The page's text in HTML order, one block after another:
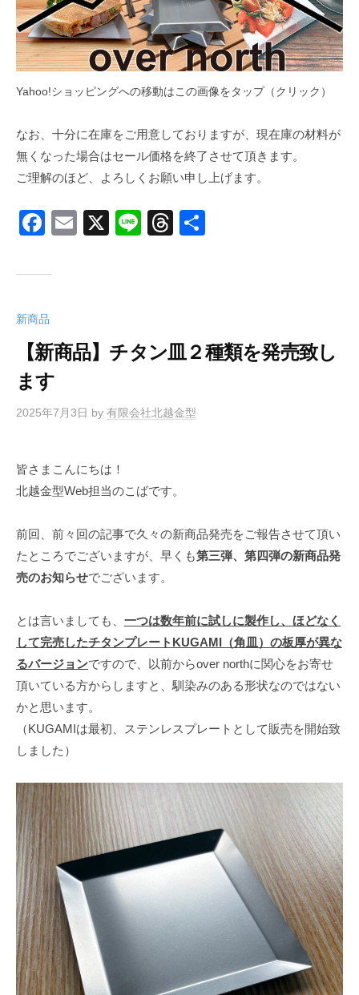
Yahoo!ショッピングへの移動はこの画像をタップ（クリック）
なお、十分に在庫をご用意しておりますが、現在庫の材料が
無くなった場合はセール価格を終了させて頂きます。
ご理解のほど、よろしくお願い申し上げます。
F
c
b
o
o
k
E
X
Li
T
s
新商品
【新商品】チタン皿２種類を発売致し
ます
2025年7月3日 by 有限会社北越金型
皆さまこんにちは！
北越金型Web担当のこばです。
前回、前々回の記事で久々の新商品発売をご報告させて頂い
たところでございますが、早くも第三弾、第四弾の新商品発
売のお知らせでございます。
とは言いましても、 一つは数年前に試しに製作し、ほどなく
して完売したチタンプレートKUGAMI（角皿）の板厚が異な
るバージョンですので、以前からover northに関心をお寄せ
頂いている方からしますと、馴染みのある形状なのではない
かと思います。
（KUGAMIは最初、ステンレスプレートとして販売を開始致
しました）